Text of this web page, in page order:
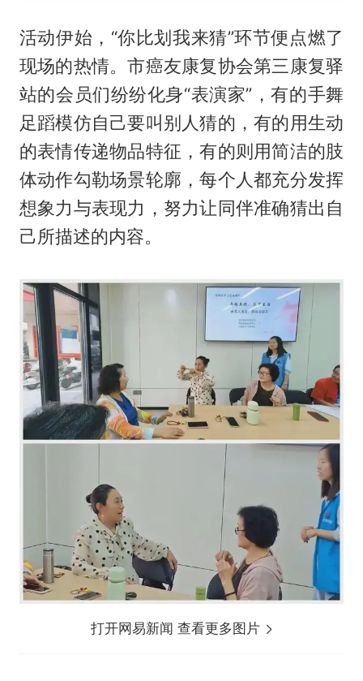
活动伊始，“你比划我来猜”环节便点燃了
现场的热情。市癌友康复协会第三康复驿
站的会员们纷纷化身“表演家”，有的手舞
足蹈模仿自己要叫别人猜的，有的用生动
的表情传递物品特征，有的则用简洁的肢
体动作勾勒场景轮廓，每个人都充分发挥
想象力与表现力，努力让同伴准确猜出自
己所描述的内容。
打开网易新闻 查看更多图片